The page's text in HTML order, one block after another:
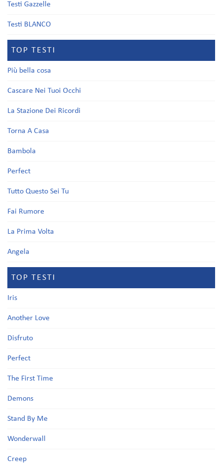
Testi Gazzelle
Testi BLANCO
TOP TESTI
Più bella cosa
Cascare Nei Tuoi Occhi
La Stazione Dei Ricordi
Torna A Casa
Bambola
Perfect
Tutto Questo Sei Tu
Fai Rumore
La Prima Volta
Angela
TOP TESTI
Iris
Another Love
Disfruto
Perfect
The First Time
Demons
Stand By Me
Wonderwall
Creep